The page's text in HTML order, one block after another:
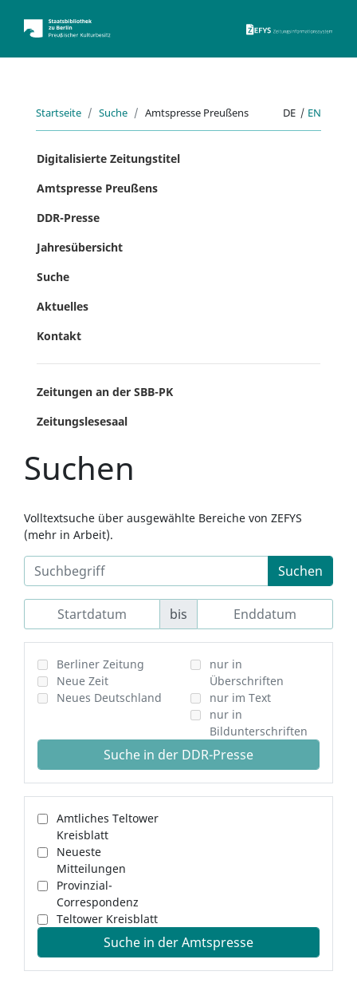
Startseite Suche Amtspresse Preußens DE | EN
Digitalisierte Zeitungstitel
Amtspresse Preußens
DDR-Presse
Jahresübersicht
Suche
Aktuelles
Kontakt
Zeitungen an der SBB-PK
Zeitungslesesaal
Suchen
Volltextsuche über ausgewählte Bereiche von ZEFYS
(mehr in Arbeit).
Suchen
bis
Berliner Zeitung
Neue Zeit
Neues Deutschland
nur in
Überschriften
nur im Text
nur in
Bildunterschriften
Suche in der DDR-Presse
Amtliches Teltower
Kreisblatt
Neueste
Mitteilungen
Provinzial-
Correspondenz
Teltower Kreisblatt
Suche in der Amtspresse